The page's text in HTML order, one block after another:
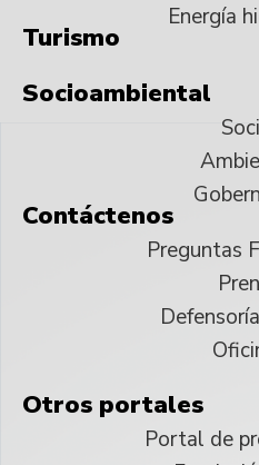
Energía
Turismo
Socioambiental
Contáctenos
Preguntas
Otros portales
Portal de